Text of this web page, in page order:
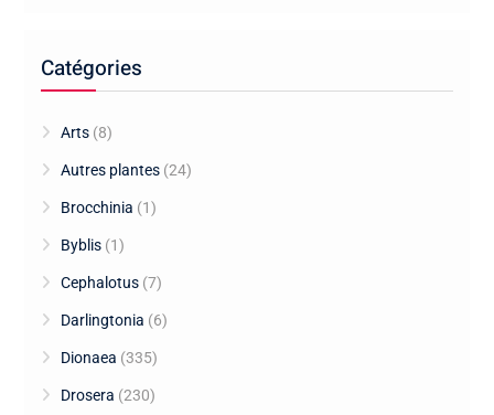
Catégories
Arts (8)
Autres plantes (24)
Brocchinia (1)
Byblis (1)
Cephalotus (7)
Darlingtonia (6)
Dionaea (335)
Drosera (230)